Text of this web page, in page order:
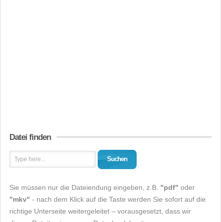
Datei finden
Suchen
Sie müssen nur die Dateiendung eingeben, z.B. "pdf" oder
"mkv" - nach dem Klick auf die Taste werden Sie sofort auf die
richtige Unterseite weitergeleitet – vorausgesetzt, dass wir